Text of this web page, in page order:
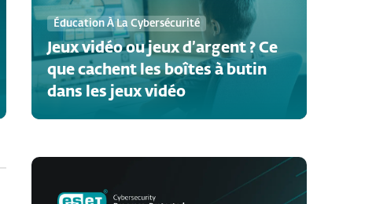
Éducation À La Cybersécurité
Jeux vidéo ou jeux d’argent ? Ce
que cachent les boîtes à butin
dans les jeux vidéo